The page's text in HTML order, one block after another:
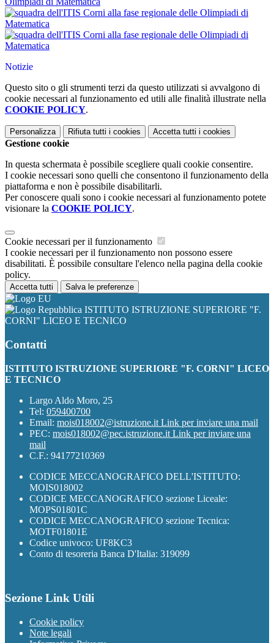
Notizie
Questo sito o gli strumenti terzi da questo utilizzati si avvalgono di
cookie necessari al funzionamento ed utili alle finalità illustrate nella
COOKIE POLICY.
Personalizza Rifiuta tutti i cookies Accetta tutti i cookies
Gestione cookie
In questa schermata è possibile scegliere quali cookie consentire.
I cookie necessari sono quelli che consentono il funzionamento della
piattaforma e non è possibile disabilitarli.
Per conoscere quali sono i cookie necessari al funzionamento potete
visionare la COOKIE POLICY.
Cookie necessari per il funzionamento
I cookie necessari per il funzionamento non possono essere
disabilitati. È possibile consultare l'elenco nella pagina della cookie
policy.
Accetta tutti Salva le preferenze
ISTITUTO ISTRUZIONE SUPERIORE "F.
CORNI" LICEO E TECNICO
Contatti
ISTITUTO ISTRUZIONE SUPERIORE "F. CORNI" LICEO
E TECNICO
Largo Aldo Moro, 25
Tel: 059400700
Email: mois018002@istruzione.it Link per inviare una mail
PEC: mois018002@pec.istruzione.it Link per inviare una
mail
C.F.: 94177210369
CODICE MECCANOGRAFICO DELL'ISTITUTO:
MOIS018002
CODICE MECCANOGRAFICO sezione Liceale:
MOPS01801C
CODICE MECCANOGRAFICO sezione Tecnica:
MOTF01801E
Codice univoco: UF8KC3
Conto di tesoreria Banca D'Italia: 319099
Sezione Link Utili
Cookie policy
Note legali